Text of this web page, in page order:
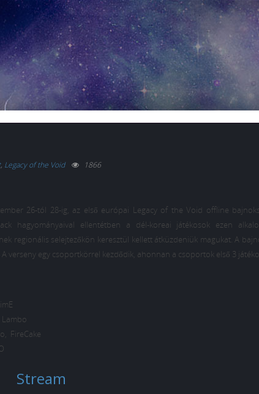
, Legacy of the Void 1866
26-tól 28-ig, az első európai Legacy of the Void offline
hagyományaival ellentétben a dél-koreai játékosok ezen
regionális selejtezőkön keresztül kellett átküzdeniük magukat. A
verseny egy csoportkörrel kezdődik, ahonnan a csoportok első 3
Lambo
, FireCake
Stream